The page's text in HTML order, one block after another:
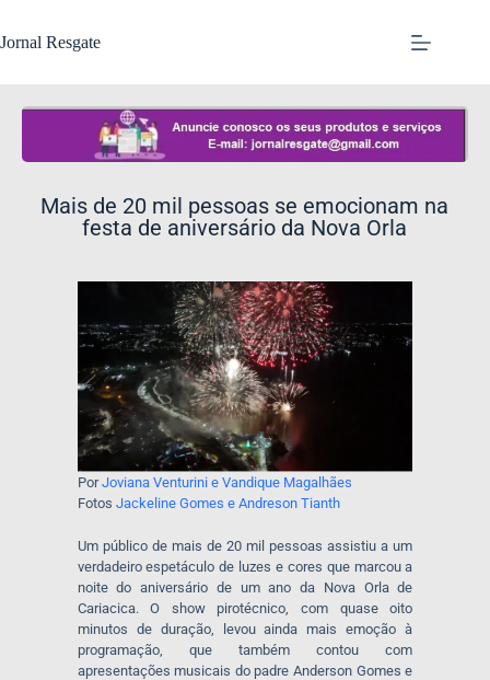
Jornal Resgate
Mais de 20 mil pessoas se emocionam na
festa de aniversário da Nova Orla
PorJoviana Venturini e Vandique Magalhães
Fotos Jackeline Gomes e Andreson Tianth
Um público de mais de 20 mil pessoas assistiu a um
verdadeiro espetáculo de luzes e cores que marcou a
noite do aniversário de um ano da Nova Orla de
Cariacica. O show pirotécnico, com quase oito
minutos de duração, levou ainda mais emoção à
programação, que também contou com
apresentações musicais do padre Anderson Gomes e